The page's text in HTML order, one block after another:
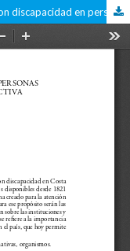
Costa Rica: La situación de las personas con discapacidad en perspectiva histórica y actual